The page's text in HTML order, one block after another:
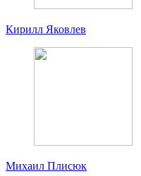
Кирилл Яковлев
Михаил Плисюк